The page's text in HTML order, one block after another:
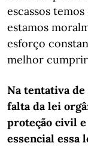
escassos
estamos
esforço
melhor cumprir
Na tentativa
falta da lei
proteção civil e
essencial essa